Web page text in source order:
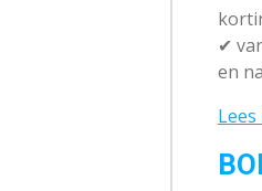
✔
en
Lees